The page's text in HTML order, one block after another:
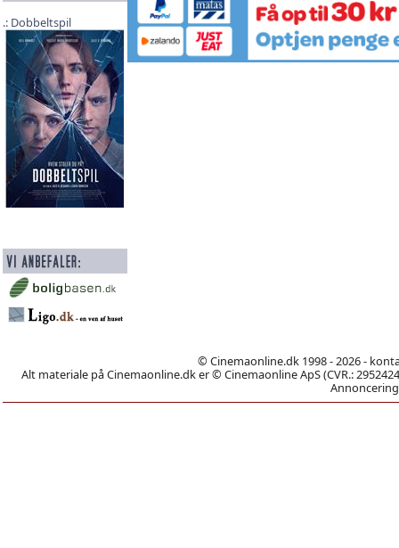
Dobbeltspil
© Cinemaonline.dk 1998 - 2026 -
Alt materiale på Cinemaonline.dk er © Cinemaonline ApS (CVR.: